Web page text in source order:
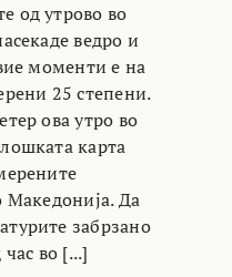
од утрово во
ведро и
моменти е на
25 степени.
ова утро во
карта
Македонија. Да
забрзано
во [...]